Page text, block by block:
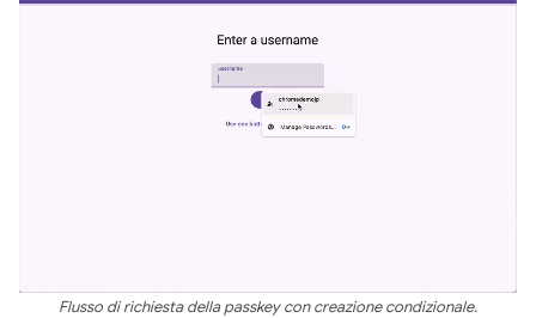
Flusso di richiesta della passkey con creazione condizionale.